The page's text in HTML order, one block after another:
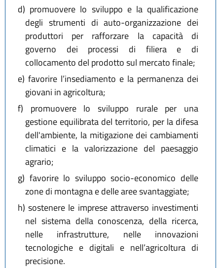
d) promuovere lo sviluppo e la qualificazione
degli strumenti di auto-organizzazione dei
produttori per rafforzare la capacità di
governo dei processi di filiera e di
collocamento del prodotto sul mercato finale;
e) favorire l’insediamento e la permanenza dei
giovani in agricoltura;
f) promuovere lo sviluppo rurale per una
gestione equilibrata del territorio, per la difesa
dell'ambiente, la mitigazione dei cambiamenti
climatici e la valorizzazione del paesaggio
agrario;
g) favorire lo sviluppo socio-economico delle
zone di montagna e delle aree svantaggiate;
h) sostenere le imprese attraverso investimenti
nel sistema della conoscenza, della ricerca,
nelle infrastrutture, nelle innovazioni
tecnologiche e digitali e nell’agricoltura di
precisione.